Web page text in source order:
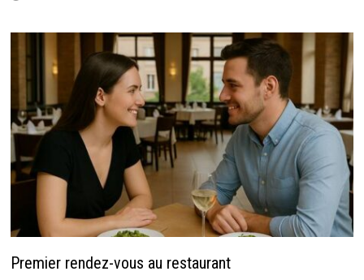
Premier rendez-vous au restaurant